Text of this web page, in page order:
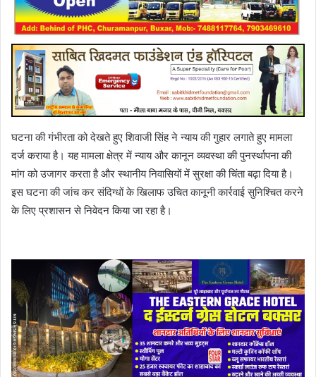
घटना की गंभीरता को देखते हुए शिवाजी सिंह ने न्याय की गुहार लगाते हुए मामला
दर्ज कराया है। यह मामला क्षेत्र में न्याय और कानून व्यवस्था की पुनर्स्थापना की
मांग को उजागर करता है और स्थानीय निवासियों में सुरक्षा की चिंता बढ़ा दिया है।
इस घटना की जांच कर संदिग्धों के खिलाफ उचित कानूनी कार्रवाई सुनिश्चित करने
के लिए प्रशासन से निवेदन किया जा रहा है।